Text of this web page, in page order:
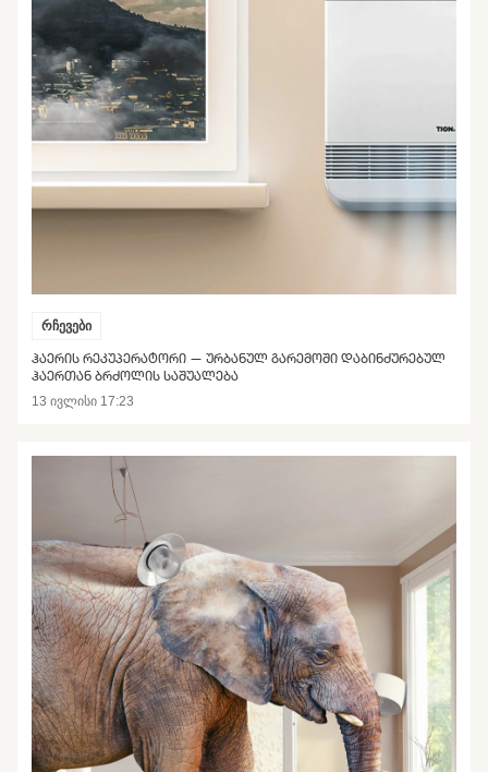
რჩევები
ᲰᲐᲔᲠᲘᲡ ᲠᲔᲙᲣᲞᲔᲠᲐᲢᲝᲠᲘ — ᲣᲠᲑᲐᲜᲣᲚ ᲒᲐᲠᲔᲛᲝᲨᲘ ᲓᲐᲑᲘᲜᲫᲣᲠᲔᲑᲣᲚ
ᲰᲐᲔᲠᲗᲐᲜ ᲑᲠᲫᲝᲚᲘᲡ ᲡᲐᲨᲣᲐᲚᲔᲑᲐ
13 ივლისი 17:23